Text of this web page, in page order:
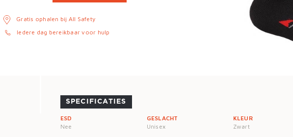
Gratis ophalen bij All Safety
Iedere dag bereikbaar voor hulp
SPECIFICATIES
ESD
Nee
GESLACHT
Unisex
KLEUR
Zwart